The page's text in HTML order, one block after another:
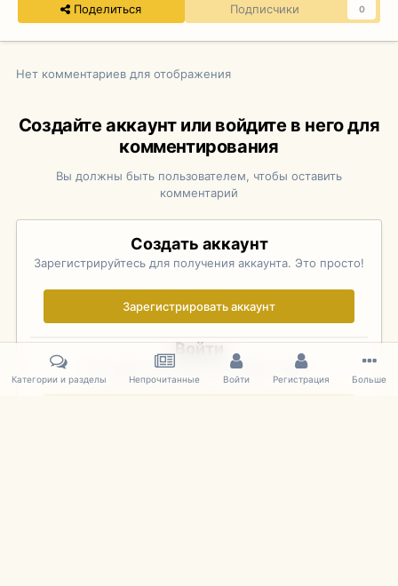
Поделиться Подписчики 0
Нет комментариев для отображения
Создайте аккаунт или войдите в него для
комментирования
Вы должны быть пользователем, чтобы оставить
комментарий
Создать аккаунт
Зарегистрируйтесь для получения аккаунта. Это просто!
Зарегистрировать аккаунт
Войти
Уже зарегистрированы? Войдите здесь.
Категории и разделы Непрочитанные Войти Регистрация Больше